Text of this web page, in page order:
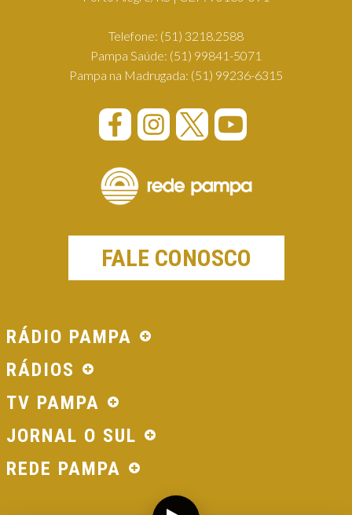
Telefone: (51) 3218.2588
Pampa Saúde: (51) 99841-5071
Pampa na Madrugada: (51) 99236-6315
FALE CONOSCO
RÁDIO PAMPA
RÁDIOS
TV PAMPA
JORNAL O SUL
REDE PAMPA